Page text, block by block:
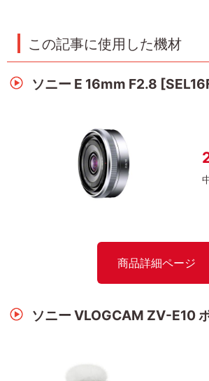
この記事に使用した機材
ソニー E 16mm F2.8
商品詳細ページ
ソニー VLOGCAM ZV-E10